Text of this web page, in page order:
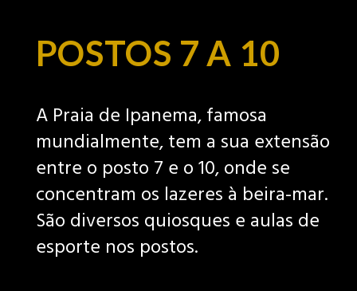
POSTOS 7 A 10
A Praia de Ipanema, famosa
mundialmente, tem a sua extensão
entre o posto 7 e o 10, onde se
concentram os lazeres à beira-mar.
São diversos quiosques e aulas de
esporte nos postos.